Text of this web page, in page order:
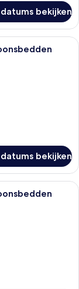
bekijken
met twee bedden,
bekijken
met twee